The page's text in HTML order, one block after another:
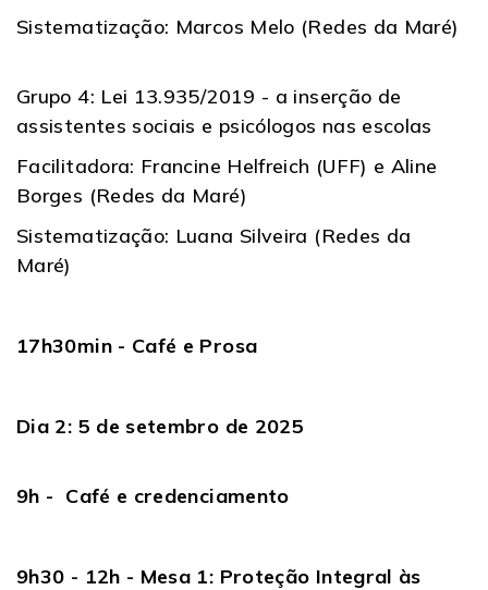
Sistematização: Marcos Melo (Redes da Maré)
Grupo 4: Lei 13.935/2019 - a inserção de
assistentes sociais e psicólogos nas escolas
Facilitadora: Francine Helfreich (UFF) e Aline
Borges (Redes da Maré)
Sistematização: Luana Silveira (Redes da
Maré)
17h30min - Café e Prosa
Dia 2: 5 de setembro de 2025
9h - Café e credenciamento
9h30 - 12h - Mesa 1: Proteção Integral às